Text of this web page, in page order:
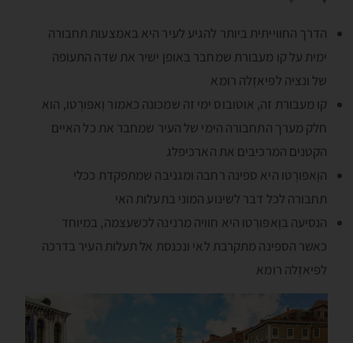
הדרך החווייתית ביותר להגיע לעיר היא באמצעות תחבורה
ימית על קו מעבורת שמחבר באופן ישיר את שדה התעופה
של ונציה לפּיאזֶלה רומא
קו מעבורת זה, אוטובוס ימי זה שמכונה כאמור וָאפּורֶטו, הוא
חלק מערך התחבורה הימי של העיר שמחבר את כל האיים
הקטנים המרכיבים את הארכיפלג
הוָאפּורֶטו היא ספינה רחבה ומגניבה שמתפקדת ככלי
תחבורה לכל דבר לשינוע המוני בתעלות האי
הנסיעה בוָאפּורֶטו היא חוויה מרנינה לכשעצמה, במיוחד
כאשר הספינה מתקרבת לאי ונכנסת אל תעלות העיר בדרכה
לפּיאזֶלה רומא